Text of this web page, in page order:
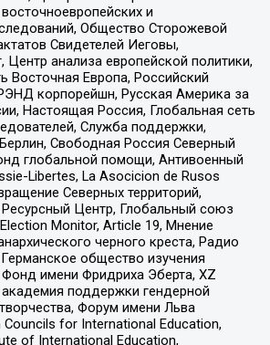
и
Общество Сторожевой
Свидетелей Иеговы,
Центр анализа европейской политики,
Восточная Европа, Российский
корпорейшн, Русская Америка за
Настоящая Россия, Глобальная сеть
Служба поддержки,
Свободная Россия Северный
глобальной помощи, Антивоенный
Libertes, La Asocicion de Rusos
Северных территорий,
Центр, Глобальный союз
Monitor, Article 19, Мнение
черного креста, Радио
общество изучения
имени Фридриха Эберта, XZ
поддержки гендерной
Форум имени Льва
for International Education,
of International Education,